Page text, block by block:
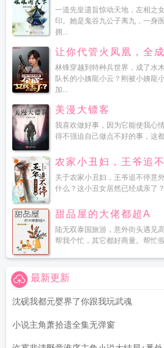
一道先皇遗旨惊动天地，左相之
印。她是鬼谷九公子离九，一身
拥...
让你代管火凤凰，全
林锋穿越到特种兵世界，成了水
队长的小姨龍小云？刚被小姨龍
加...
美漫大镖客
我喜欢做好事，因为它能使我心
得不强迫自己做点不好的事，这
农家小丑妇，王爷追
关于农家小丑妇，王爷追不停意
什么？这小丑女居然已经成亲了
甜品屋的大佬都超A
陆无双泰国旅游，意外街头遇见
帮我个忙，其它都好商量。帮忙
最新更新
沈砚我都元婴界了你跟我玩武魂
小说主角萧拾遗全集无弹窗